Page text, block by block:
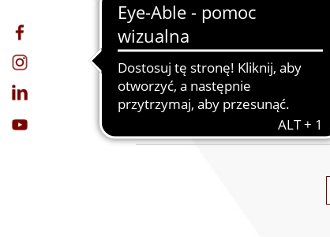
Agromax
https://nicolausbank.pl/dla-
Rolniku, czas zadbać o swoje
https://nicolausbank.pl/